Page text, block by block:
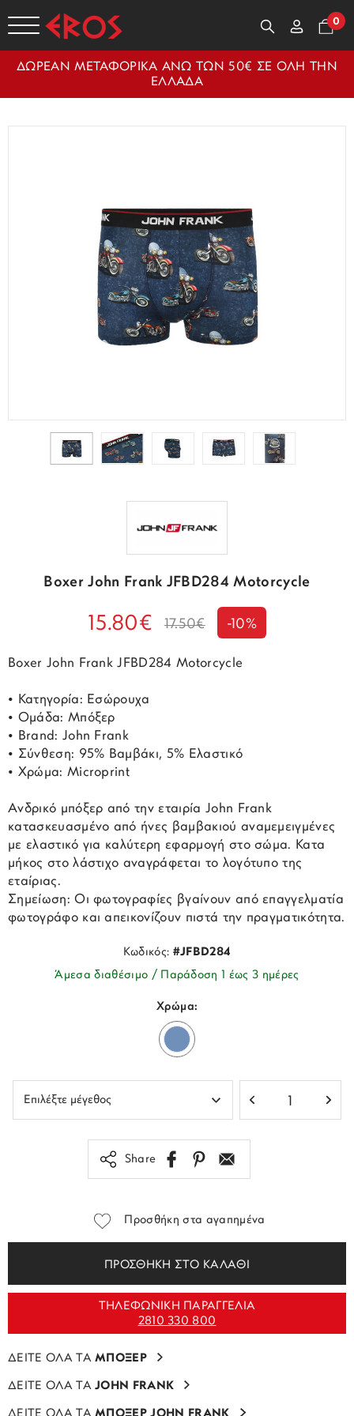
0
ΔΩΡΕΑΝ ΜΕΤΑΦΟΡΙΚΑ ΑΝΩ ΤΩΝ 50€ ΣΕ ΟΛΗ ΤΗΝ
ΕΛΛΑΔΑ
Boxer John Frank JFBD284 Motorcycle
15.80€ 17.50€ -10%
Boxer John Frank JFBD284 Motorcycle
• Κατηγορία: Εσώρουχα
• Ομάδα: Μπόξερ
• Brand: John Frank
• Σύνθεση: 95% Βαμβάκι, 5% Ελαστικό
• Χρώμα: Microprint
Ανδρικό μπόξερ από την εταιρία John Frank
κατασκευασμένο από ήνες βαμβακιού αναμεμειγμένες
με ελαστικό για καλύτερη εφαρμογή στο σώμα. Κατα
μήκος στο λάστιχο αναγράφεται το λογότυπο της
εταίριας.
Σημείωση: Οι φωτογραφίες βγαίνουν από επαγγελματία
φωτογράφο και απεικονίζουν πιστά την πραγματικότητα.
Κωδικός: #JFBD284
Άμεσα διαθέσιμο / Παράδοση 1 έως 3 ημέρες
Χρώμα:
Share
Προσθήκη στα αγαπημένα
ΠΡΟΣΘΗΚΗ ΣΤΟ ΚΑΛΑΘΙ
ΤΗΛΕΦΩΝΙΚΗ ΠΑΡΑΓΓΕΛΙΑ
2810 330 800
ΔΕΙΤΕ ΟΛΑ ΤΑΜΠΟΞΕΡ
ΔΕΙΤΕ ΟΛΑ ΤΑJOHN FRANK